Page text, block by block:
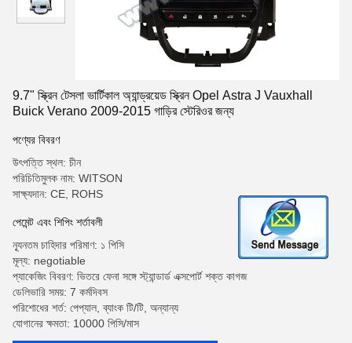
9.7" স্ক্রিন টেসলা ভার্টিকাল অ্যান্ড্রয়েড স্ক্রিন Opel Astra J Vauxhall
Buick Verano 2009-2015 গাড়ির স্টেরিওর জন্য
পণ্যের বিবরণ
উৎপত্তি স্থল: চীন
পরিচিতিমুলক নাম: WITSON
সাক্ষ্যদান: CE, ROHS
পেমেন্ট এবং শিপিং শর্তাবলী
ন্যূনতম চাহিদার পরিমাণ: ১ পিসি
মূল্য: negotiable
প্যাকেজিং বিবরণ: ভিতরে ফেনা সঙ্গে স্ট্যান্ডার্ড এক্সপোর্ট শক্ত কাগজ
ডেলিভারি সময়: 7 কর্মদিবস
পরিশোধের শর্ত: পেপ্যাল, ব্যাংক টি/টি, অন্যান্য
যোগানের ক্ষমতা: 10000 পিসি/মাস